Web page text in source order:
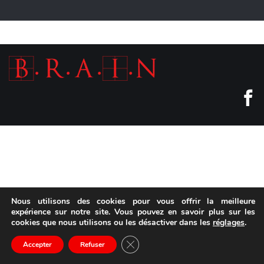
Nous utilisons des cookies pour vous offrir la meilleure
expérience sur notre site. Vous pouvez en savoir plus sur les
cookies que nous utilisons ou les désactiver dans les réglages.
Accepter Refuser Fermer la bannière des cookies